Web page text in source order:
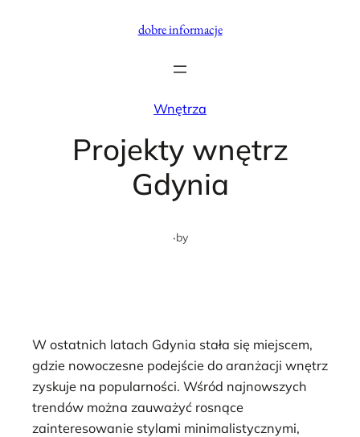
dobre informacje
Wnętrza
Projekty wnętrz
Gdynia
·by
W ostatnich latach Gdynia stała się miejscem,
gdzie nowoczesne podejście do aranżacji wnętrz
zyskuje na popularności. Wśród najnowszych
trendów można zauważyć rosnące
zainteresowanie stylami minimalistycznymi,